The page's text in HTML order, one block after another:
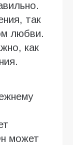
так
любви.
как
может